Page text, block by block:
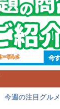
今週の注目グルメ